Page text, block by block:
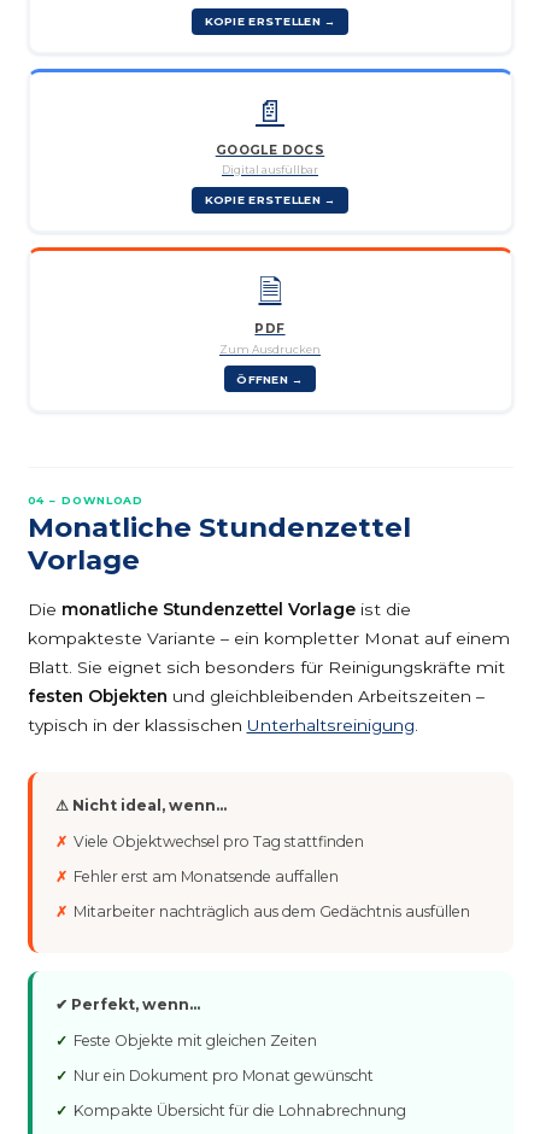
KOPIE ERSTELLEN →
📄
GOOGLE DOCS
Digital ausfüllbar
KOPIE ERSTELLEN →
🗎
PDF
Zum Ausdrucken
ÖFFNEN →
04 – DOWNLOAD
Monatliche Stundenzettel
Vorlage
Die monatliche Stundenzettel Vorlageist die
kompakteste Variante – ein kompletter Monat auf einem
Blatt. Sie eignet sich besonders für Reinigungskräfte mit
festen Objekten und gleichbleibenden Arbeitszeiten –
typisch in der klassischen Unterhaltsreinigung
⚠ Nicht ideal, wenn…
Viele Objektwechsel pro Tag stattfinden
Fehler erst am Monatsende auffallen
Mitarbeiter nachträglich aus dem Gedächtnis ausfüllen
✔ Perfekt, wenn…
Feste Objekte mit gleichen Zeiten
Nur ein Dokument pro Monat gewünscht
Kompakte Übersicht für die Lohnabrechnung